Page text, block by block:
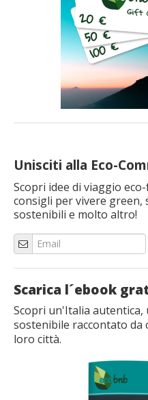
Unisciti alla Eco-
Scopri idee di viaggio
consigli per vivere
sostenibili e molto altro!
Scarica l´ebook
Scopri un'Italia
sostenibile raccontato
loro città.